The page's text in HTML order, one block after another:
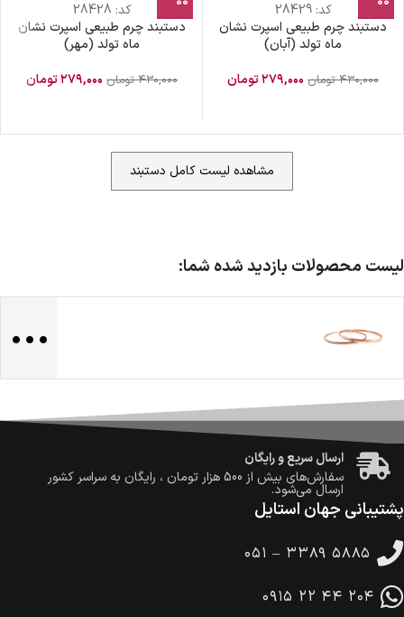
کد:28429
دستبند چرم طبیعی اسپرت نشان
ماه تولد (آبان)
۴۳۰,۰۰۰ تومان ۲۷۹,۰۰۰تومان
کد: 28428
دستبند چرم طبیعی اسپرت نشان
ماه تولد (مهر)
۴۳۰,۰۰۰ تومان ۲۷۹,۰۰۰تومان
مشاهده لیست کامل دستبند
لیست محصولات بازدید شده شما:
...
ضمانت اصالت کالا
گارانتی معتبر برای تمامی محصولات ارائه می‌شود.
ارسال سریع و رایگان
سفارش‌های بیش از 500 هزار تومان ، رایگان به سراسر کشور
ارسال می‌شود.
ضمانت بازگشت کالا
در هنگام خرید محصول، امکان انتخاب پرداخت در محل
وجود دارد.
پشتیبانی جهان استایل
۰۵۱ – ۳۳۸۹ ۵۸۸۵
۰۹۱۵ ۲۲ ۴۴ ۲۰۴